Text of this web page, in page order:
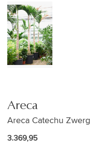
Areca
Areca Catechu Zwerg
3.369,95